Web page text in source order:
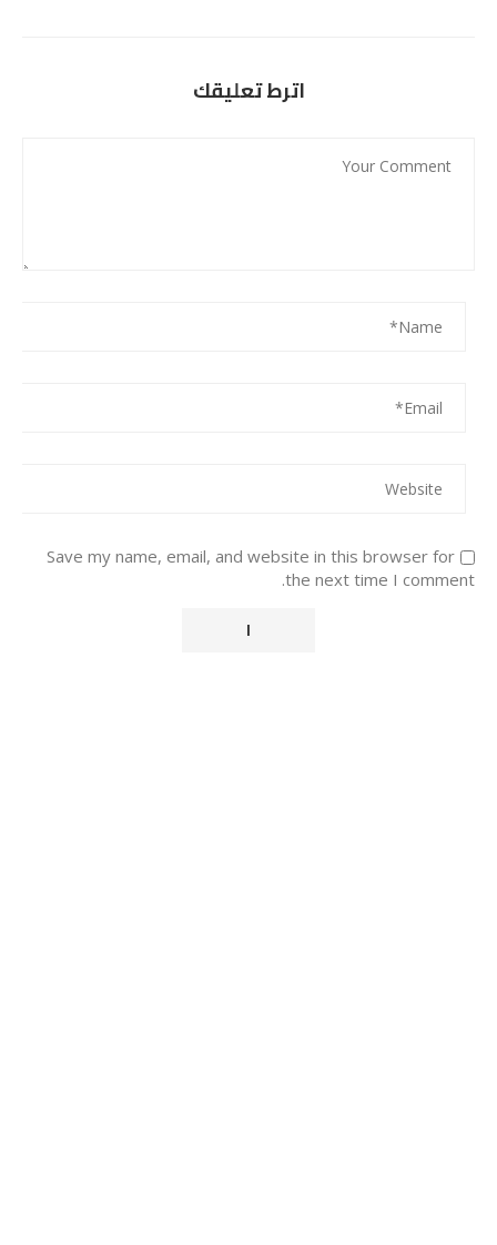
اترط تعليقك
Save my name, email, and website in this browser for
the next time I comment.